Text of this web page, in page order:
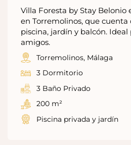
Villa Foresta by Stay Belonio
en Torremolinos, que
piscina, jardín y balcón. Ideal
amigos.
Torremolinos, Málaga
3 Dormitorio
3 Baño Privado
200 m²
Piscina privada y jardín